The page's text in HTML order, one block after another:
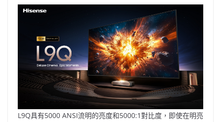
L9Q具有5000 ANSI流明的亮度和5000:1對比度，即使在明亮